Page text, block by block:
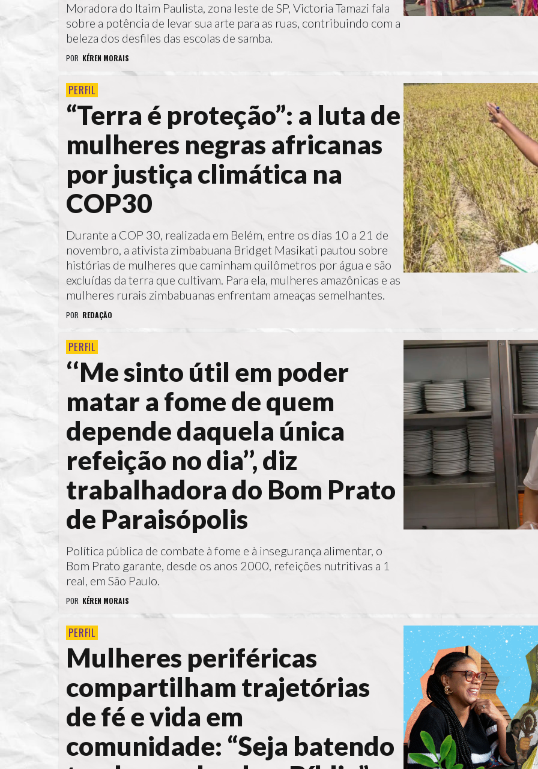
Moradora do Itaim Paulista, zona leste de SP, Victoria Tamazi fala
sobre a potência de levar sua arte para as ruas, contribuindo com a
beleza dos desfiles das escolas de samba.
POR KÉREN MORAIS
PERFIL
“Terra é proteção”: a luta de
mulheres negras africanas
por justiça climática na
COP30
Durante a COP 30, realizada em Belém, entre os dias 10 a 21 de
novembro, a ativista zimbabuana Bridget Masikati pautou sobre
histórias de mulheres que caminham quilômetros por água e são
excluídas da terra que cultivam. Para ela, mulheres amazônicas e as
mulheres rurais zimbabuanas enfrentam ameaças semelhantes.
POR REDAÇÃO
PERFIL
‘‘Me sinto útil em poder
matar a fome de quem
depende daquela única
refeição no dia’’, diz
trabalhadora do Bom Prato
de Paraisópolis
Política pública de combate à fome e à insegurança alimentar, o
Bom Prato garante, desde os anos 2000, refeições nutritivas a 1
real, em São Paulo.
POR KÉREN MORAIS
PERFIL
Mulheres periféricas
compartilham trajetórias
de fé e vida em
comunidade: “Seja batendo